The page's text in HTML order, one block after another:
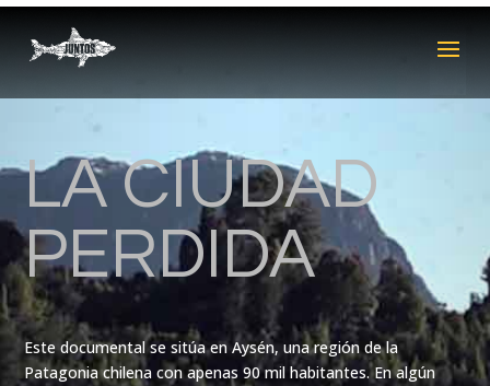
LA CIUDAD
PERDIDA
Este documental se sitúa en Aysén, una región de la
Patagonia chilena con apenas 90 mil habitantes. En algún